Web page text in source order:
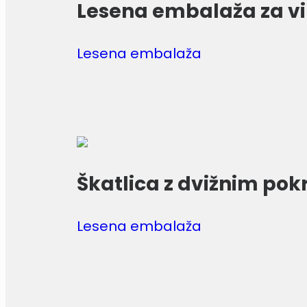
Lesena embalaža za
Lesena embalaža
Škatlica z dvižnim
Lesena embalaža